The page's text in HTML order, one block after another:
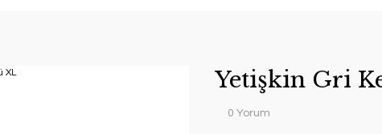
Yetişkin Gri
0 Yorum